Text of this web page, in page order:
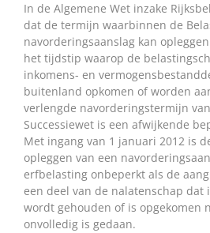
In de Algemene Wet inzake
dat de termijn waarbinnen de
navorderingsaanslag kan
het tijdstip waarop de
inkomens- en
buitenland opkomen of worden
verlengde navorderingstermijn
Successiewet is een afwijkende
Met ingang van 1 januari 2012 is
opleggen van een
erfbelasting onbeperkt als de
een deel van de nalatenschap
wordt gehouden of is opgekomen
onvolledig is gedaan.